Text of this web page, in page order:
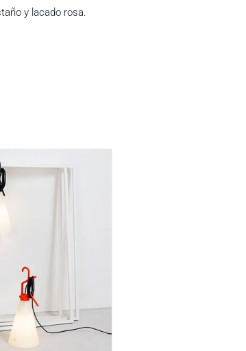
y lacado rosa.